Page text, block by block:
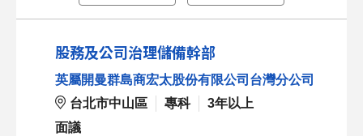
股務及公司治理儲備幹部
英屬開曼群島商宏太股份有限公司台灣分公司
台北市中山區
專科
3年以上
面議